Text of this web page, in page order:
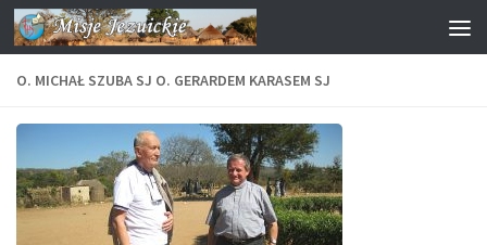
Przejdź do treści
O. MICHAŁ SZUBA SJ O. GERARDEM KARASEM SJ